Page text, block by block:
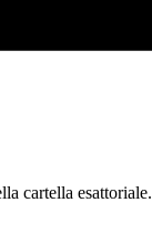
cartella esattoriale.